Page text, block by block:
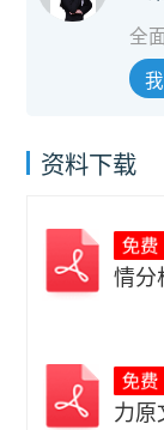
全
资料下载
情分
力原